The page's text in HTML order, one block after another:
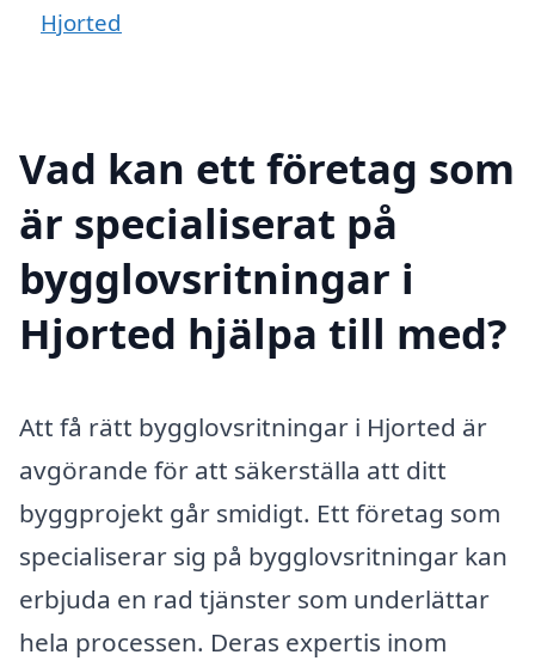
Hjorted
Vad kan ett företag som
är specialiserat på
bygglovsritningar i
Hjorted hjälpa till med?
Att få rätt bygglovsritningar i Hjorted är
avgörande för att säkerställa att ditt
byggprojekt går smidigt. Ett företag som
specialiserar sig på bygglovsritningar kan
erbjuda en rad tjänster som underlättar
hela processen. Deras expertis inom